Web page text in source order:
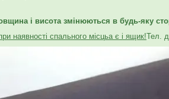
і висота змінюються в будь-яку
наявності спального місцьа є і ящик!Тел.